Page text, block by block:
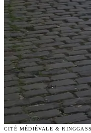
CITÉ MÉDIÉVALE &